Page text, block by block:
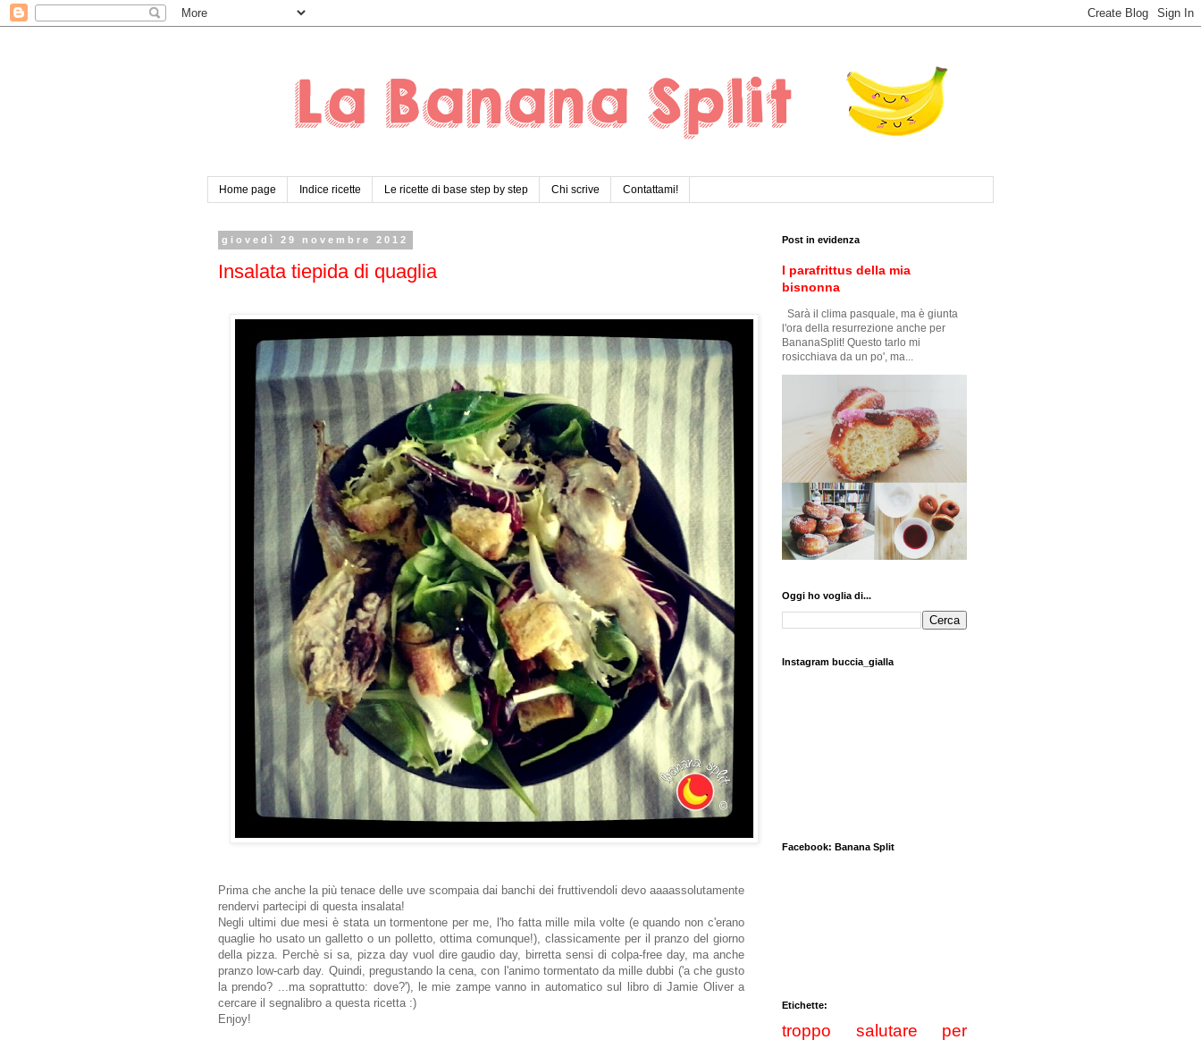
Home page Indice ricette Le ricette di base step by step Chi scrive Contattami!
giovedì 29 novembre 2012
Insalata tiepida di quaglia
Prima che anche la più tenace delle uve scompaia dai banchi dei fruttivendoli devo aaaassolutamente
rendervi partecipi di questa insalata!
Negli ultimi due mesi è stata un tormentone per me, l'ho fatta mille mila volte (e quando non c'erano
quaglie ho usato un galletto o un polletto, ottima comunque!), classicamente per il pranzo del giorno
della pizza. Perchè si sa, pizza day vuol dire gaudio day, birretta sensi di colpa-free day, ma anche
pranzo low-carb day. Quindi, pregustando la cena, con l'animo tormentato da mille dubbi ('a che gusto
la prendo? ...ma soprattutto: dove?'), le mie zampe vanno in automatico sul libro di Jamie Oliver a
cercare il segnalibro a questa ricetta :)
Enjoy!
Post in evidenza
I parafrittus della mia
bisnonna
Sarà il clima pasquale, ma è giunta
l'ora della resurrezione anche per
BananaSplit! Questo tarlo mi
rosicchiava da un po', ma...
Oggi ho voglia di...
Instagram buccia_gialla
Facebook: Banana Split
Etichette:
troppo salutare per